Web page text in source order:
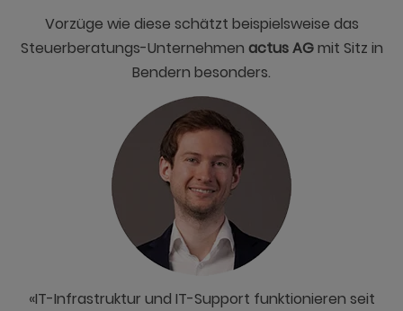
Vorzüge wie diese schätzt beispielsweise das
Steuerberatungs-Unternehmen actus AGmit Sitz in
Bendern besonders.
«IT-Infrastruktur und IT-Support funktionieren seit